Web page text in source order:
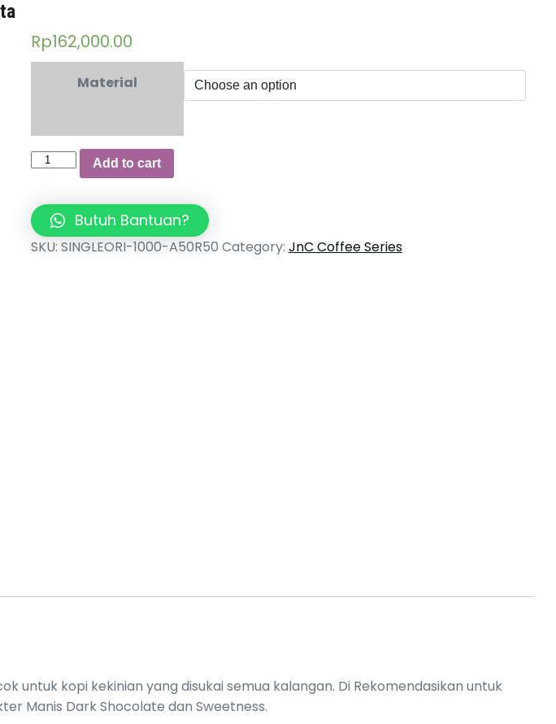
Rp162,000.00
Material
House
Signature
1
Add to cart
Butuh Bantuan?
SKU: SINGLEORI-1000-A50R50 Category: JnC Coffee Series
untuk kopi kekinian yang disukai semua kalangan. Di Rekomendasikan untuk
Manis Dark Shocolate dan Sweetness.